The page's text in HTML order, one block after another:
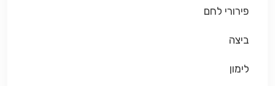
פירורי לחם
ביצה
לימון